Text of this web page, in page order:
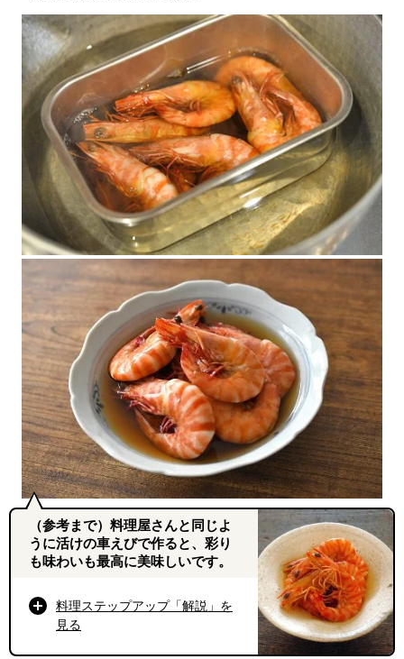
（参考まで）料理屋さんと同じよ
うに活けの車えびで作ると、彩り
も味わいも最高に美味しいです。
料理ステップアップ「解説」を
見る